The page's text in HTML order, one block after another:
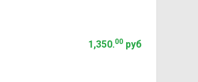
1,350.00руб